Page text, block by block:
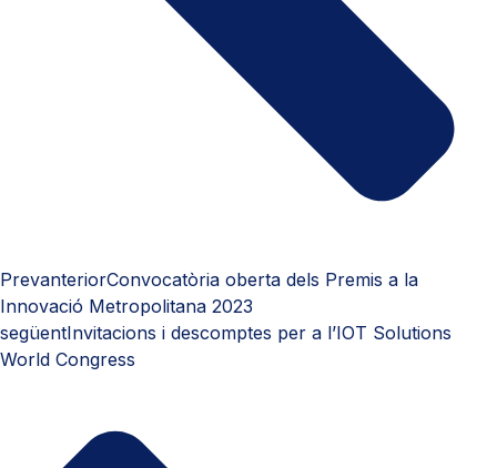
PrevanteriorConvocatòria oberta dels Premis a la
Innovació Metropolitana 2023
següentInvitacions i descomptes per a l’IOT Solutions
World Congress